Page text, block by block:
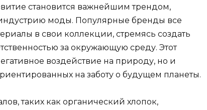
становится важнейшим трендом,
моды. Популярные бренды все
в свои коллекции, стремясь создать
за окружающую среду. Этот
воздействие на природу, но и
на заботу о будущем планеты.
таких как органический хлопок,